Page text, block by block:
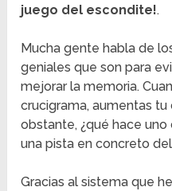
juego del escondite!.
Mucha gente habla de
geniales que son para
mejorar la memoria.
crucigrama, aumentas
obstante, ¿qué hace
una pista en concreto
Gracias al sistema que